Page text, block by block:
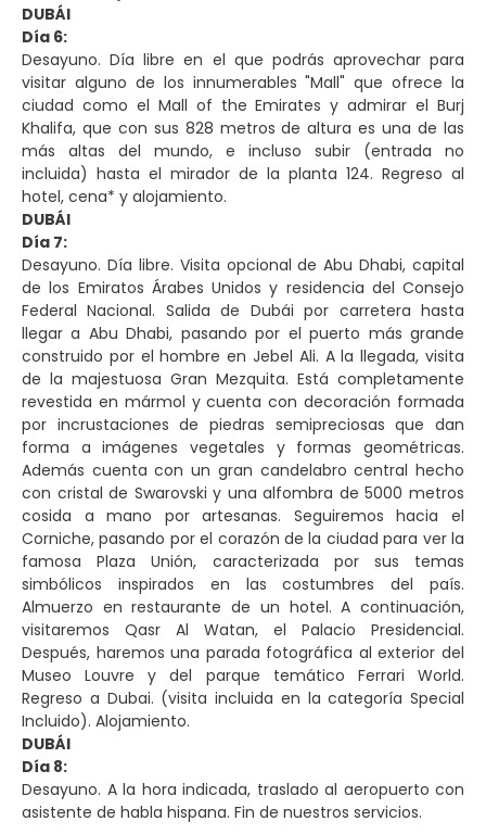
DUBÁI
Día 6:
Desayuno. Día libre en el que podrás aprovechar para
visitar alguno de los innumerables "Mall" que ofrece la
ciudad como el Mall of the Emirates y admirar el Burj
Khalifa, que con sus 828 metros de altura es una de las
más altas del mundo, e incluso subir (entrada no
incluida) hasta el mirador de la planta 124. Regreso al
hotel, cena* y alojamiento.
DUBÁI
Día 7:
Desayuno. Día libre. Visita opcional de Abu Dhabi, capital
de los Emiratos Árabes Unidos y residencia del Consejo
Federal Nacional. Salida de Dubái por carretera hasta
llegar a Abu Dhabi, pasando por el puerto más grande
construido por el hombre en Jebel Ali. A la llegada, visita
de la majestuosa Gran Mezquita. Está completamente
revestida en mármol y cuenta con decoración formada
por incrustaciones de piedras semipreciosas que dan
forma a imágenes vegetales y formas geométricas.
Además cuenta con un gran candelabro central hecho
con cristal de Swarovski y una alfombra de 5000 metros
cosida a mano por artesanas. Seguiremos hacia el
Corniche, pasando por el corazón de la ciudad para ver la
famosa Plaza Unión, caracterizada por sus temas
simbólicos inspirados en las costumbres del país.
Almuerzo en restaurante de un hotel. A continuación,
visitaremos Qasr Al Watan, el Palacio Presidencial.
Después, haremos una parada fotográfica al exterior del
Museo Louvre y del parque temático Ferrari World.
Regreso a Dubai. (visita incluida en la categoría Special
Incluido). Alojamiento.
DUBÁI
Día 8:
Desayuno. A la hora indicada, traslado al aeropuerto con
asistente de habla hispana. Fin de nuestros servicios.